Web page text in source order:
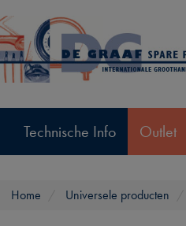
Technische Info Outlet
Home Universele producten